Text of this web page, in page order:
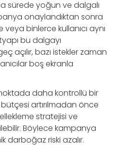
sürede yoğun ve dalgalı
onaylandıktan sonra
binlerce kullanıcı aynı
bu dalgayı
açılır, bazı istekler zaman
boş ekranla
daha kontrollü bir
artırılmadan önce
stratejisi ve
Böylece kampanya
darboğaz riski azalır.